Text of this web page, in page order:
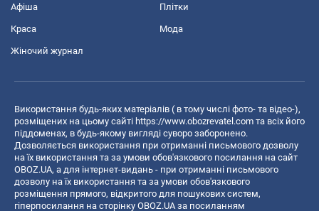
Афіша Плітки
Краса Мода
Жіночий журнал
Використання будь-яких матеріалів ( в тому числі фото- та відео-),
розміщених на цьому сайті https://www.obozrevatel.com та всіх його
піддоменах, в будь-якому вигляді суворо заборонено.
Дозволяється використання при отриманні письмового дозволу
на їх використання та за умови обов'язкового посилання на сайт
OBOZ.UA, а для інтернет-видань - при отриманні письмового
дозволу на їх використання та за умови обов'язкового
розміщення прямого, відкритого для пошукових систем,
гіперпосилання на сторінку OBOZ.UA за посиланням